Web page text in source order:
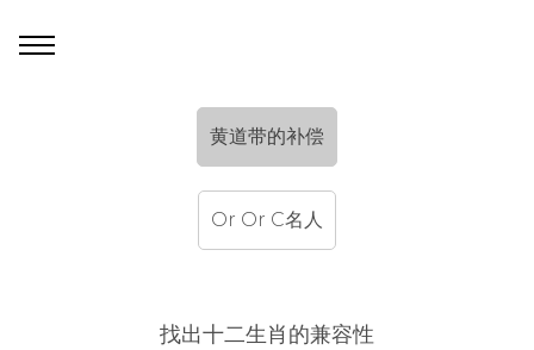
黄道带的补偿
Or Or C名人
找出十二生肖的兼容性